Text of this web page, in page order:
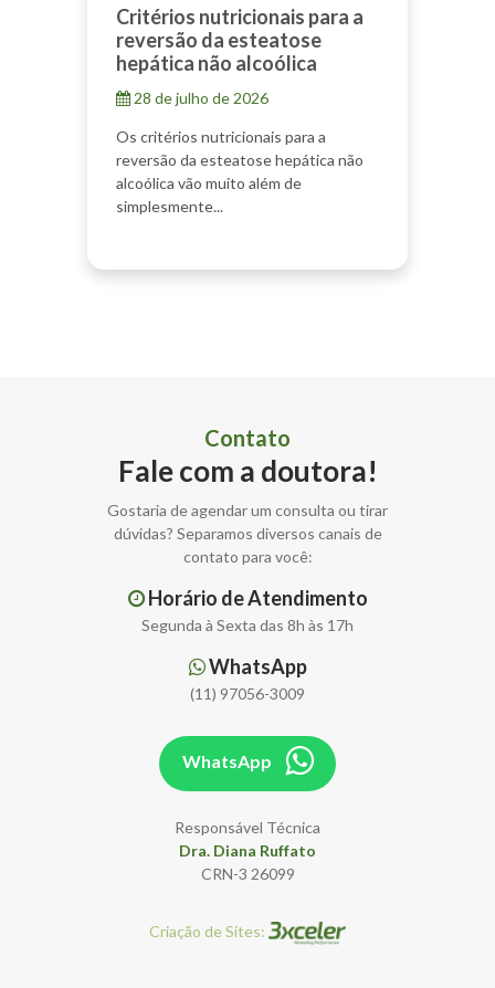
Critérios nutricionais para a
reversão da esteatose
hepática não alcoólica
28 de julho de 2026
Os critérios nutricionais para a
reversão da esteatose hepática não
alcoólica vão muito além de
simplesmente...
Contato
Fale com a doutora!
Gostaria de agendar um consulta ou tirar
dúvidas? Separamos diversos canais de
contato para você:
Horário de Atendimento
Segunda à Sexta das 8h às 17h
WhatsApp
(11) 97056-3009
WhatsApp
Responsável Técnica
Dra. Diana Ruffato
CRN-3 26099
Criação de Sites: